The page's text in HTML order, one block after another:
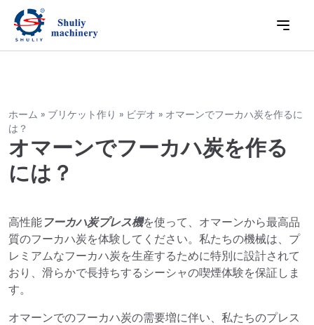
ホーム » ブリケット作り » ビデオ » オマーンでフーカハ炭を作るに
は？
オマーンでフーカハ炭を作る
には？
高性能フーカハ炭プレス機を使って、オマーンから最高品
質のフーカハ炭を体験してください。私たちの機械は、プ
レミアムなフーカハ炭を生産するために特別に設計されて
おり、滑らかで長持ちするシーシャの喫煙体験を保証しま
す。
オマーンでのフーカハ炭の需要増に伴い、私たちのプレス